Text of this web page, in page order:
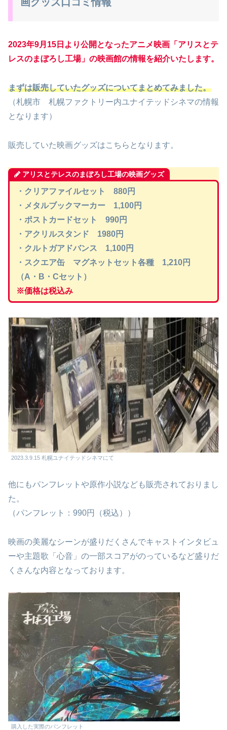
2023年9月15日より公開となったアニメ映画「アリスとテ
レスのまぼろし工場」の映画館の情報を紹介いたします。
まずは販売していたグッズについてまとめてみました。
（札幌市 札幌ファクトリー内ユナイテッドシネマの情報
となります）
販売していた映画グッズはこちらとなります。
アリスとテレスのまぼろし工場の映画グッズ
・クリアファイルセット 880円
・メタルブックマーカー 1,100円
・ポストカードセット 990円
・アクリルスタンド 1980円
・クルトガアドバンス 1,100円
・スクエア缶 マグネットセット各種 1,210円
（A・B・Cセット）
※価格は税込み
2023.3.9.15 札幌ユナイテッドシネマにて
他にもパンフレットや原作小説なども販売されておりまし
た。
（パンフレット：990円（税込））
映画の美麗なシーンが盛りだくさんでキャストインタビュ
ーや主題歌「心音」の一部スコアがのっているなど盛りだ
くさんな内容となっております。
購入した実際のパンフレット